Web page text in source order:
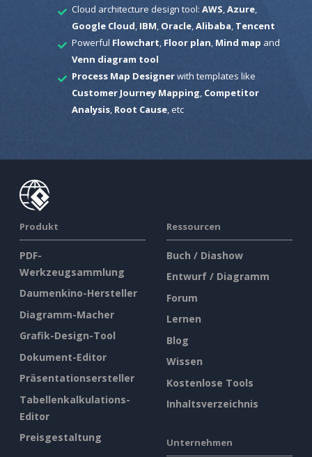
Cloud architecture design tool: AWS Azure,
Google Cloud IBM Oracle, Alibaba Tencent
Powerful Flowchart Floor plan Mind map and
Venn diagram tool
Process Map Designerwith templates like
Customer Journey Mapping Competitor
Analysis, Root Cause, etc
Produkt
PDF-
Werkzeugsammlung
Daumenkino-Hersteller
Diagramm-Macher
Grafik-Design-Tool
Dokument-Editor
Präsentationsersteller
Tabellenkalkulations-
Editor
Preisgestaltung
Ressourcen
Buch / Diashow
Entwurf / Diagramm
Forum
Lernen
Blog
Wissen
Kostenlose Tools
Inhaltsverzeichnis
Unternehmen